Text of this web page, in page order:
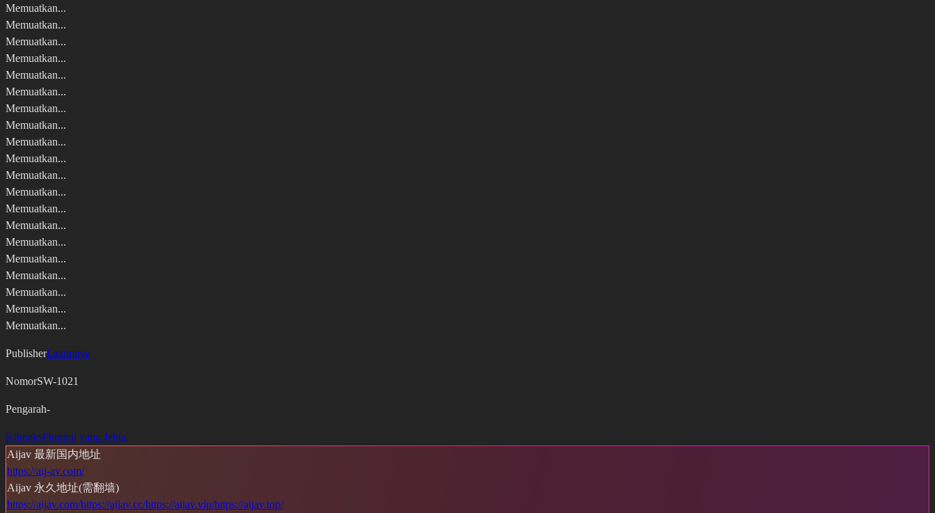
Memuatkan...
Memuatkan...
Memuatkan...
Memuatkan...
Memuatkan...
Memuatkan...
Memuatkan...
Memuatkan...
Memuatkan...
Memuatkan...
Memuatkan...
Memuatkan...
Memuatkan...
Memuatkan...
Memuatkan...
Memuatkan...
Memuatkan...
Memuatkan...
Memuatkan...
Memuatkan...
PublisherLazimnya
NomorSW-1021
Pengarah-
KlimaksPinggul yang Jelita.
Aijav 最新国内地址
https://aij-av.com/
Aijav 永久地址(需翻墙)
https://aijav.com/https://aijav.cc/https://aijav.vip/https://aijav.top/